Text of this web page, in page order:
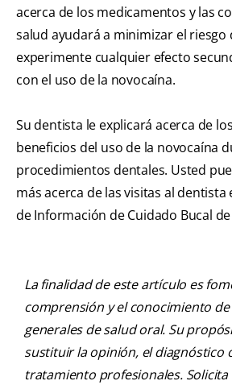
acerca de los medicamentos y las
salud ayudará a minimizar el riesgo
experimente cualquier efecto
con el uso de la novocaína.
Su dentista le explicará acerca de
beneficios del uso de la novocaína
procedimientos dentales. Usted
más acerca de las visitas al dentista
de Información de Cuidado Bucal
La finalidad de este artículo es
comprensión y el conocimiento
generales de salud oral. Su
sustituir la opinión, el diagnóstico
tratamiento profesionales. Solicita